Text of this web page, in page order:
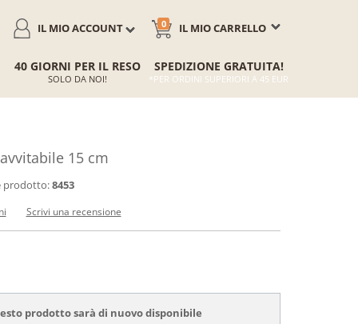
IL MIO CARRELLO
0
IL MIO ACCOUNT
40 GIORNI PER IL RESO
SOLO DA NOI!
SPEDIZIONE GRATUITA!
*PER ORDINI SUPERIORI A 45 EUR
15 cm
prodotto:8453
Scrivi una recensione
prodotto sarà di nuovo disponibile